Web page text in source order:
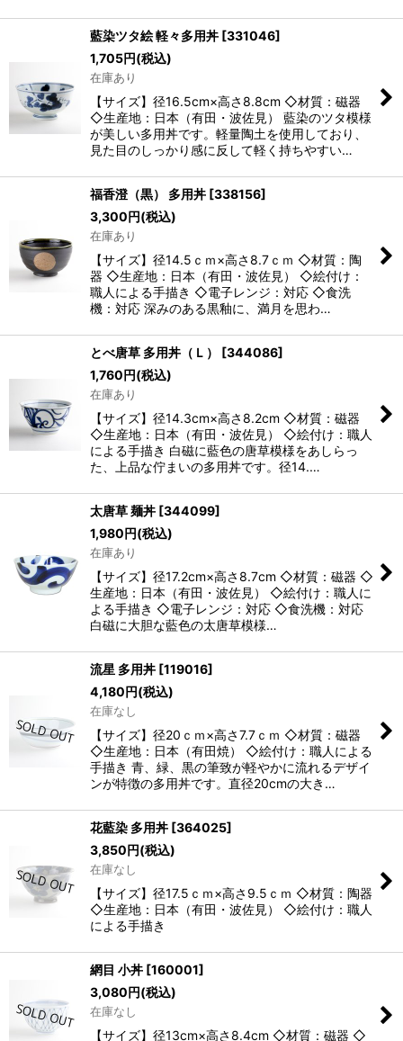
藍染ツタ絵 軽々多用丼 [331046]
1,705円(税込)
在庫あり
【サイズ】径16.5cm×高さ8.8cm ◇材質：磁器
◇生産地：日本（有田・波佐見） 藍染のツタ模様
が美しい多用丼です。軽量陶土を使用しており、
見た目のしっかり感に反して軽く持ちやすい…
福香澄（黒） 多用丼 [338156]
3,300円(税込)
在庫あり
【サイズ】径14.5ｃｍ×高さ8.7ｃｍ ◇材質：陶
器 ◇生産地：日本（有田・波佐見） ◇絵付け：
職人による手描き ◇電子レンジ：対応 ◇食洗
機：対応 深みのある黒釉に、満月を思わ…
とべ唐草 多用丼（Ｌ） [344086]
1,760円(税込)
在庫あり
【サイズ】径14.3cm×高さ8.2cm ◇材質：磁器
◇生産地：日本（有田・波佐見） ◇絵付け：職人
による手描き 白磁に藍色の唐草模様をあしらっ
た、上品な佇まいの多用丼です。径14.…
太唐草 麺丼 [344099]
1,980円(税込)
在庫あり
【サイズ】径17.2cm×高さ8.7cm ◇材質：磁器 ◇
生産地：日本（有田・波佐見） ◇絵付け：職人に
よる手描き ◇電子レンジ：対応 ◇食洗機：対応
白磁に大胆な藍色の太唐草模様…
流星 多用丼 [119016]
4,180円(税込)
在庫なし
【サイズ】径20ｃｍ×高さ7.7ｃｍ ◇材質：磁器
◇生産地：日本（有田焼） ◇絵付け：職人による
手描き 青、緑、黒の筆致が軽やかに流れるデザイ
ンが特徴の多用丼です。直径20cmの大き…
花藍染 多用丼 [364025]
3,850円(税込)
在庫なし
【サイズ】径17.5ｃｍ×高さ9.5ｃｍ ◇材質：陶器
◇生産地：日本（有田・波佐見） ◇絵付け：職人
による手描き
網目 小丼 [160001]
3,080円(税込)
在庫なし
【サイズ】径13cm×高さ8.4cm ◇材質：磁器 ◇